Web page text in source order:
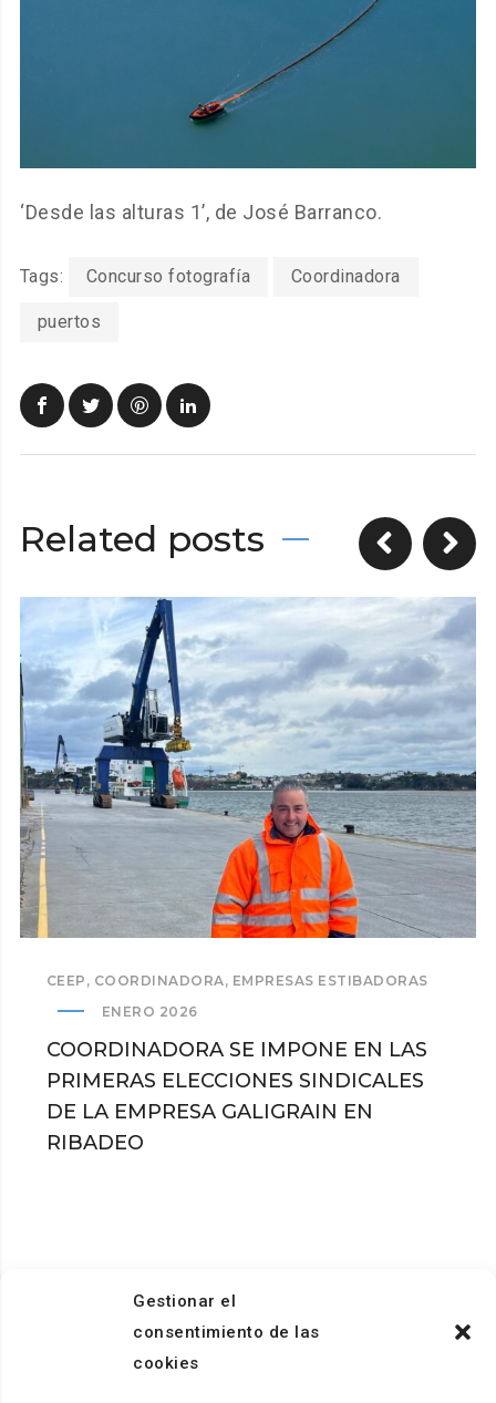
Gestionar el
consentimiento de las
cookies
‘Desde las alturas 1’, de José Barranco.
Tags: Concurso fotografía Coordinadora
puertos
Related posts
CEEP , COORDINADORA, EMPRESAS ESTIBADORAS
ENERO 2026
COORDINADORA SE IMPONE EN LAS
PRIMERAS ELECCIONES SINDICALES
DE LA EMPRESA GALIGRAIN EN
RIBADEO